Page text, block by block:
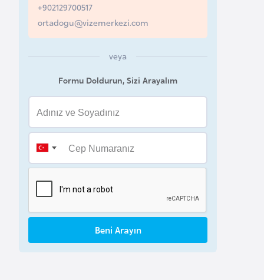
+902129700517
ortadogu@vizemerkezi.com
veya
Formu Doldurun, Sizi Arayalım
Beni Arayın
B
r
e
n
n
g
a